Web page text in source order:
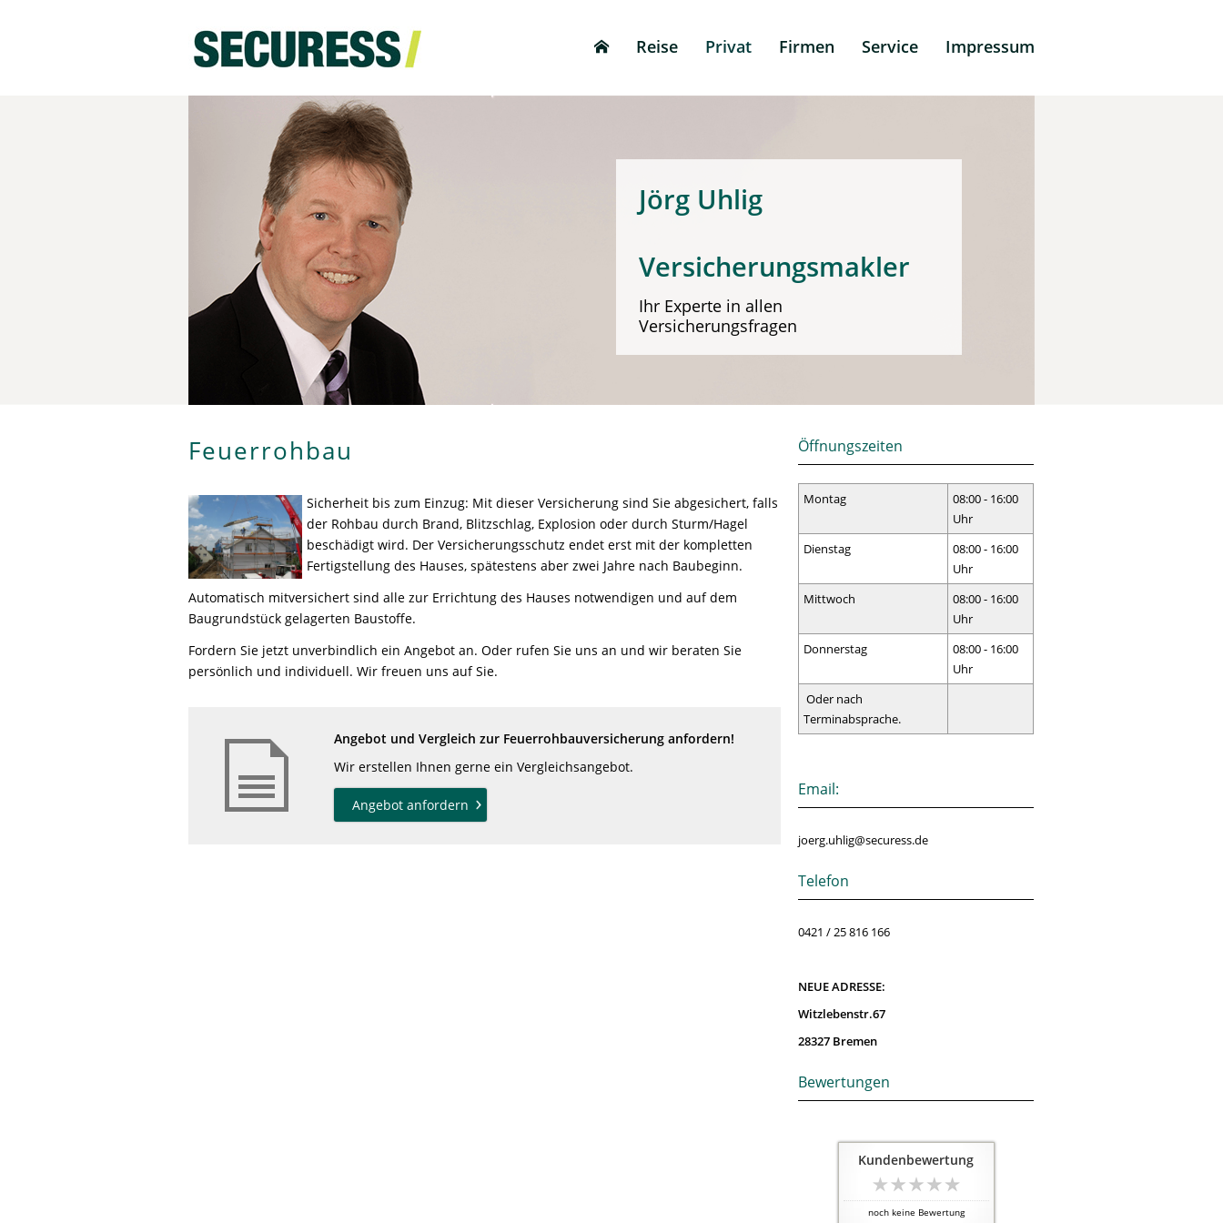
Reise Privat Firmen Service Impressum
Jörg Uhlig
Versicherungsmakler
Ihr Experte in allen
Versicherungsfragen
Öffnungszeiten
Montag
08:00 - 16:00
Uhr
Dienstag
08:00 - 16:00
Uhr
Mittwoch
08:00 - 16:00
Uhr
Donnerstag
08:00 - 16:00
Uhr
Oder nach
Terminabsprache.
Email:
joerg.uhlig@securess.de
Telefon
0421 / 25 816 166
NEUE ADRESSE:
Witzlebenstr.67
28327 Bremen
Bewertungen
Kundenbewertung
noch keine Bewertung
Feuerrohbau
Sicherheit bis zum Einzug: Mit dieser Versicherung sind Sie abgesichert, falls
der Rohbau durch Brand, Blitzschlag, Explosion oder durch Sturm/Hagel
beschädigt wird. Der Versicherungsschutz endet erst mit der kompletten
Fertigstellung des Hauses, spätestens aber zwei Jahre nach Baubeginn.
Automatisch mitversichert sind alle zur Errichtung des Hauses notwendigen und auf dem
Baugrundstück gelagerten Baustoffe.
Fordern Sie jetzt unverbindlich ein Angebot an. Oder rufen Sie uns an und wir beraten Sie
persönlich und individuell. Wir freuen uns auf Sie.
Angebot und Vergleich zur Feuerrohbauversicherung anfordern!
Wir erstellen Ihnen gerne ein Vergleichsangebot.
Angebot anfordern